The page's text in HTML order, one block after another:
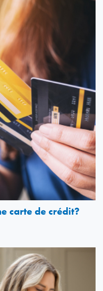
carte de crédit?